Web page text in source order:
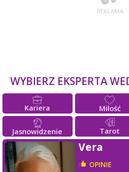
WYBIERZ EKSPERTA
Kariera Miłość
Jasnowidzenie Tarot
Vera
OPINIE